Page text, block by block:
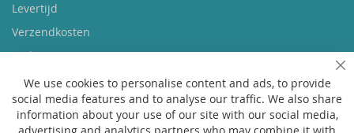
Levertijd
Verzendkosten
Ruilen & retourneren
Vragen
Veelgestelde vragen
We use cookies to personalise content and ads, to provide
social media features and to analyse our traffic. We also share
information about your use of our site with our social media,